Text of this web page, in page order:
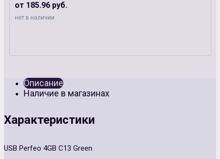
от 185.96 руб.
нет в наличии
Описание
Наличие в магазинах
Характеристики
USB Perfeo 4GB C13 Green